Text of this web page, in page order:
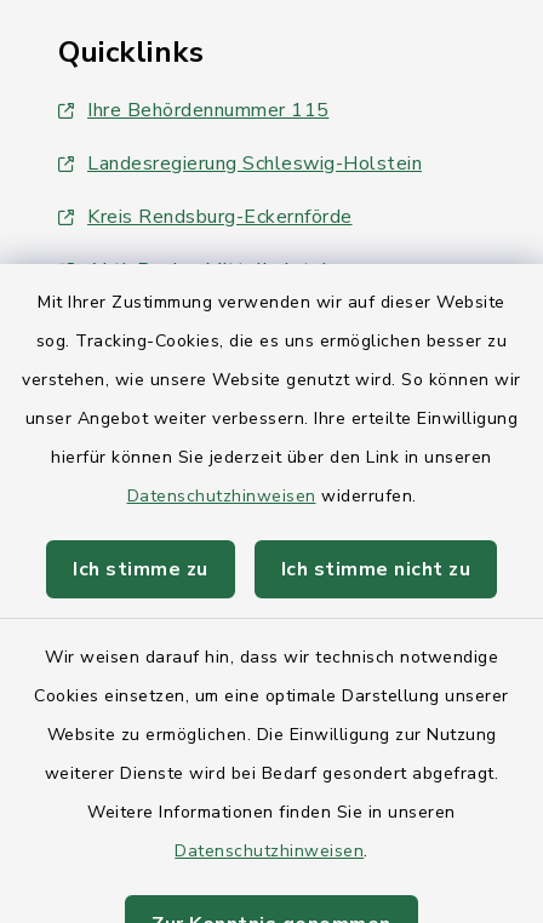
Mit Ihrer Zustimmung verwenden wir auf dieser Website
sog. Tracking-Cookies, die es uns ermöglichen besser zu
verstehen, wie unsere Website genutzt wird. So können wir
unser Angebot weiter verbessern. Ihre erteilte Einwilligung
hierfür können Sie jederzeit über den Link in unseren
Datenschutzhinweisen widerrufen.
Ich stimme zu Ich stimme nicht zu
Wir weisen darauf hin, dass wir technisch notwendige
Cookies einsetzen, um eine optimale Darstellung unserer
Website zu ermöglichen. Die Einwilligung zur Nutzung
weiterer Dienste wird bei Bedarf gesondert abgefragt.
Weitere Informationen finden Sie in unseren
Datenschutzhinweisen.
Quicklinks
Ihre Behördennummer 115
Landesregierung Schleswig-Holstein
Kreis Rendsburg-Eckernförde
AktivRegion Mittelholstein
Kontakt
Anfahrt
Barrierefreiheit
Impressum
Sitemap
Intranet
Cookie-Einstellungen